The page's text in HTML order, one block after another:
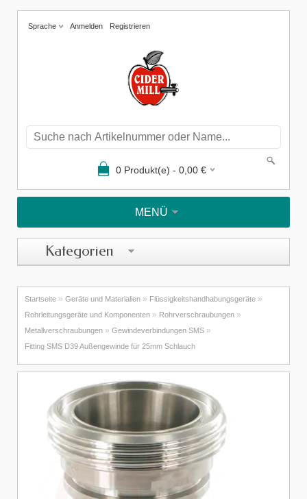
Sprache Anmelden Registrieren
0 Produkt(e) - 0,00 €
MENÜ
Kategorien
Startseite » Geräte und Materialien » Flüssigkeitshandhabungsgeräte »
Rohrleitungsgeräte und Komponenten » Rohrverschraubungen »
Metallverschraubungen » Gewindeverbindungen SMS »
Fitting SMS D39 Außengewinde für 25mm Schlauch